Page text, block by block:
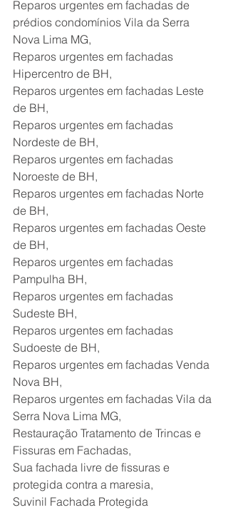
Reparos urgentes em fachadas de
prédios condomínios Vila da Serra
Nova Lima MG,
Reparos urgentes em fachadas
Hipercentro de BH,
Reparos urgentes em fachadas Leste
de BH,
Reparos urgentes em fachadas
Nordeste de BH,
Reparos urgentes em fachadas
Noroeste de BH,
Reparos urgentes em fachadas Norte
de BH,
Reparos urgentes em fachadas Oeste
de BH,
Reparos urgentes em fachadas
Pampulha BH,
Reparos urgentes em fachadas
Sudeste BH,
Reparos urgentes em fachadas
Sudoeste de BH,
Reparos urgentes em fachadas Venda
Nova BH,
Reparos urgentes em fachadas Vila da
Serra Nova Lima MG,
Restauração Tratamento de Trincas e
Fissuras em Fachadas,
Sua fachada livre de fissuras e
protegida contra a maresia,
Suvinil Fachada Protegida